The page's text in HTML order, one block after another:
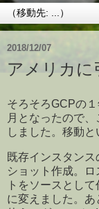
2018/12/07
アメリカに
そろそろGCPの
月となったので
しました。移動と
既存インスタン
ショット作成。
トをソースとし
に変えました。